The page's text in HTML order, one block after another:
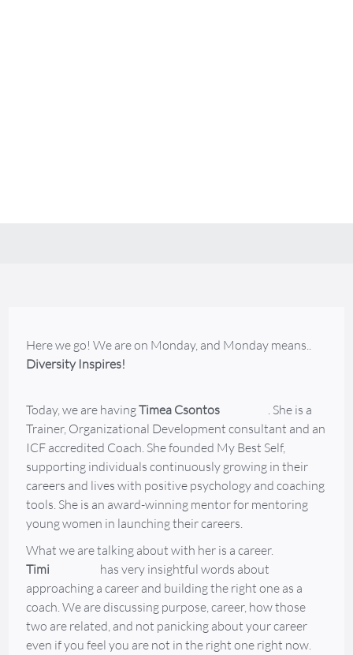
Here we go! We are on Monday, and Monday means..
Diversity Inspires!
Today, we are havingTimea Csontos
. She is a
Trainer, Organizational Development consultant and an
ICF accredited Coach. She founded My Best Self,
supporting individuals continuously growing in their
careers and lives with positive psychology and coaching
tools. She is an award-winning mentor for mentoring
young women in launching their careers.
What we are talking about with her is a career.
Timi
has very insightful words about
approaching a career and building the right one as a
coach. We are discussing purpose, career, how those
two are related, and not panicking about your career
even if you feel you are not in the right one right now.